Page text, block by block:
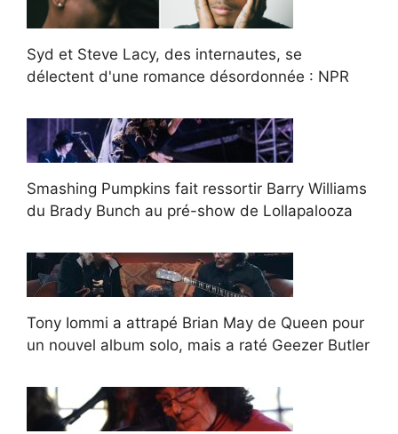
Syd et Steve Lacy, des internautes, se
délectent d'une romance désordonnée : NPR
Smashing Pumpkins fait ressortir Barry Williams
du Brady Bunch au pré-show de Lollapalooza
Tony Iommi a attrapé Brian May de Queen pour
un nouvel album solo, mais a raté Geezer Butler